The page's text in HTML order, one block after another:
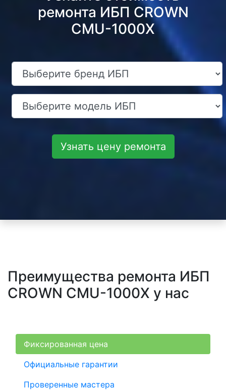
ремонта ИБП CROWN
CMU-1000X
Узнать цену ремонта
Преимущества ремонта ИБП
CROWN CMU-1000X у нас
Фиксированная цена
Официальные гарантии
Проверенные мастера